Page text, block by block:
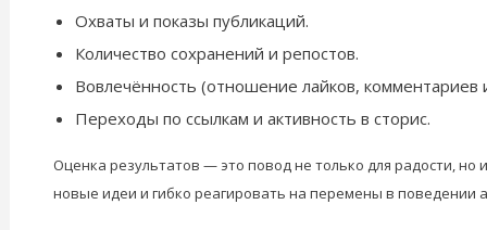
Охваты и показы публикаций.
Количество сохранений и репостов.
Вовлечённость (отношение лайков,
Переходы по ссылкам и активность в сторис.
Оценка результатов — это повод не только для радости,
новые идеи и гибко реагировать на перемены в поведении